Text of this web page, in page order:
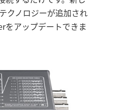
クノロジーが追加され
をアップデートできま